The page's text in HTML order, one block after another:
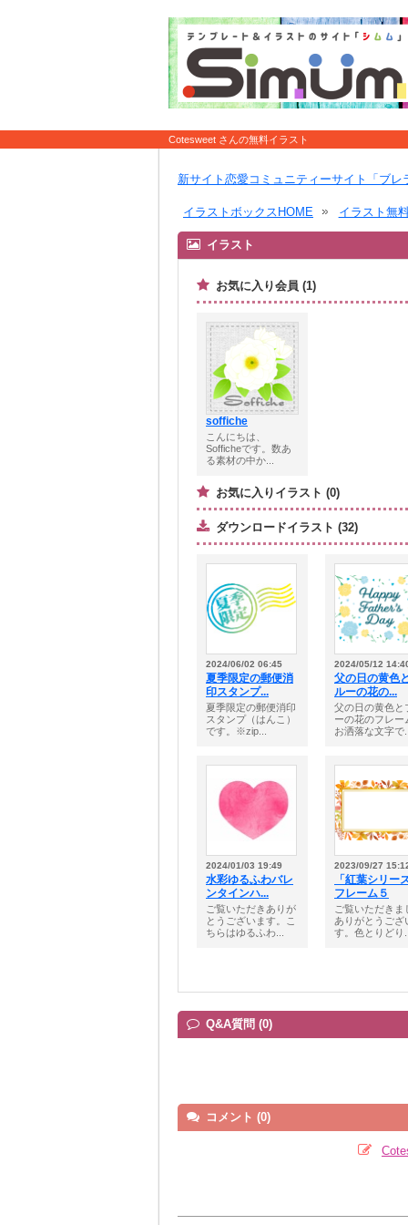
Cotesweet さんの無料イラスト
新サイト恋愛コミュニティーサイト「ブレ
イラストボックスHOME イラスト無
イラスト
お気に入り会員 (1)
soffiche
こんにちは、
Sofficheです。数あ
る素材の中か...
お気に入りイラスト (0)
ダウンロードイラスト (32)
2024/06/02 06:45
夏季限定の郵便消
印スタンプ...
夏季限定の郵便消印
スタンプ（はんこ）
です。※zip...
2024/05/12
父の日の黄色
ルーの花の...
父の日の黄色と
ーの花のフレー
お洒落な文字で
2024/01/03 19:49
水彩ゆるふわバレ
ンタインハ...
ご覧いただきありが
とうございます。こ
ちらはゆるふわ...
2023/09/27
「紅葉シリー
フレーム５
ご覧いただきま
ありがとうござ
す。色とりどり
Q&A質問 (0)
コメント (0)